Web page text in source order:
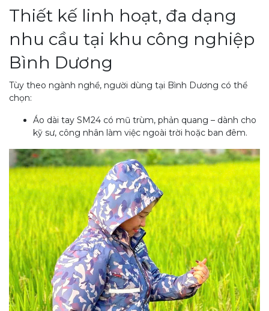
Thiết kế linh hoạt, đa dạng
nhu cầu tại khu công nghiệp
Bình Dương
Tùy theo ngành nghề, người dùng tại Bình Dương có thể
chọn:
Áo dài tay SM24 có mũ trùm, phản quang – dành cho
kỹ sư, công nhân làm việc ngoài trời hoặc ban đêm.